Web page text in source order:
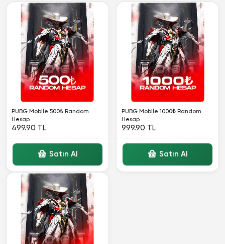
PUBG Mobile 500₺ Random
Hesap
499.90 TL
Satın Al
PUBG Mobile 1000₺ Random
Hesap
999.90 TL
Satın Al